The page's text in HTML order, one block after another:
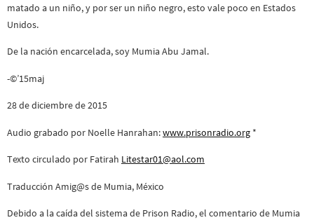
matado a un niño, y por ser un niño negro, esto vale poco en Estados
Unidos.
De la nación encarcelada, soy Mumia Abu Jamal.
-©’15maj
28 de diciembre de 2015
Audio grabado por Noelle Hanrahan:www.prisonradio.org *
Texto circulado por Fatirah Litestar01@aol.com
Traducción Amig@s de Mumia, México
Debido a la caída del sistema de Prison Radio, el comentario de Mumia